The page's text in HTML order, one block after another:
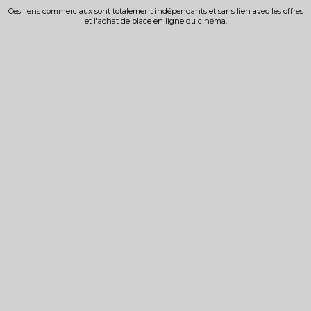
Ces liens commerciaux sont totalement indépendants et sans lien avec les offres
et l'achat de place en ligne du cinéma.